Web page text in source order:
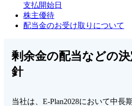
支払開始日
株主優待
配当金のお受け取りについて
剰余金の配当などの
針
当社は、E-Plan2028において中⻑